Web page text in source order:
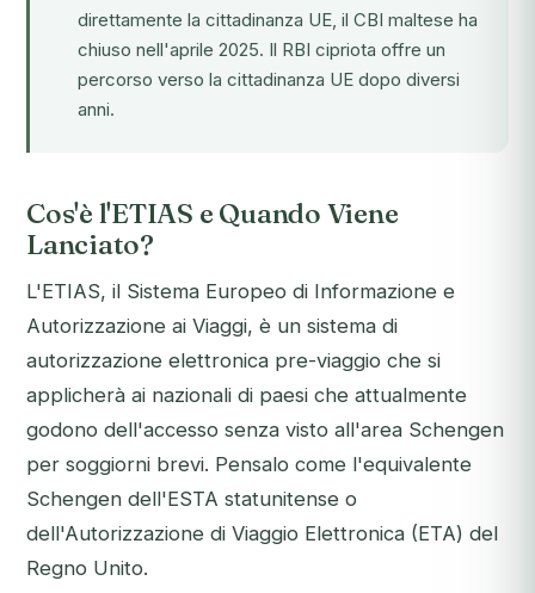
direttamente la cittadinanza UE, il CBI maltese ha
chiuso nell'aprile 2025. Il RBI cipriota offre un
percorso verso la cittadinanza UE dopo diversi
anni.
Cos'è l'ETIAS e Quando Viene
Lanciato?
L'ETIAS, il Sistema Europeo di Informazione e
Autorizzazione ai Viaggi, è un sistema di
autorizzazione elettronica pre-viaggio che si
applicherà ai nazionali di paesi che attualmente
godono dell'accesso senza visto all'area Schengen
per soggiorni brevi. Pensalo come l'equivalente
Schengen dell'ESTA statunitense o
dell'Autorizzazione di Viaggio Elettronica (ETA) del
Regno Unito.